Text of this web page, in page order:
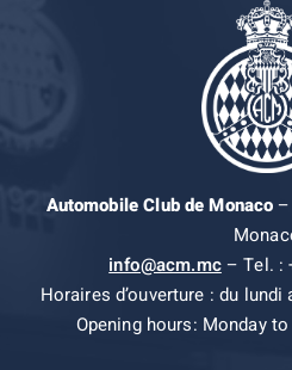
Automobile Club de Monaco
info@acm.mc– Tel. :
Horaires d’ouverture : du
Opening hours: Monday